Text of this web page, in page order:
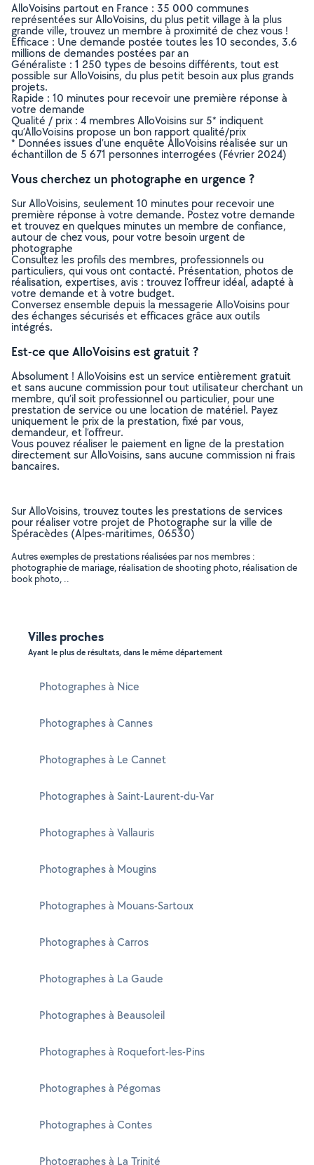
AlloVoisins partout en France : 35 000 communes
représentées sur AlloVoisins, du plus petit village à la plus
grande ville, trouvez un membre à proximité de chez vous !
Efficace : Une demande postée toutes les 10 secondes, 3.6
millions de demandes postées par an
Généraliste : 1 250 types de besoins différents, tout est
possible sur AlloVoisins, du plus petit besoin aux plus grands
projets.
Rapide : 10 minutes pour recevoir une première réponse à
votre demande
Qualité / prix : 4 membres AlloVoisins sur 5* indiquent
qu’AlloVoisins propose un bon rapport qualité/prix
* Données issues d’une enquête AlloVoisins réalisée sur un
échantillon de 5 671 personnes interrogées (Février 2024)
Vous cherchez un photographe en urgence ?
Sur AlloVoisins, seulement 10 minutes pour recevoir une
première réponse à votre demande. Postez votre demande
et trouvez en quelques minutes un membre de confiance,
autour de chez vous, pour votre besoin urgent de
photographe
Consultez les profils des membres, professionnels ou
particuliers, qui vous ont contacté. Présentation, photos de
réalisation, expertises, avis : trouvez l'offreur idéal, adapté à
votre demande et à votre budget.
Conversez ensemble depuis la messagerie AlloVoisins pour
des échanges sécurisés et efficaces grâce aux outils
intégrés.
Est-ce que AlloVoisins est gratuit ?
Absolument ! AlloVoisins est un service entièrement gratuit
et sans aucune commission pour tout utilisateur cherchant un
membre, qu’il soit professionnel ou particulier, pour une
prestation de service ou une location de matériel. Payez
uniquement le prix de la prestation, fixé par vous,
demandeur, et l’offreur.
Vous pouvez réaliser le paiement en ligne de la prestation
directement sur AlloVoisins, sans aucune commission ni frais
bancaires.
Sur AlloVoisins, trouvez toutes les prestations de services
pour réaliser votre projet de Photographe sur la ville de
Spéracèdes (Alpes-maritimes, 06530)
Autres exemples de prestations réalisées par nos membres :
photographie de mariage, réalisation de shooting photo, réalisation de
book photo, ..
Villes proches
Ayant le plus de résultats, dans le même département
Photographes à Nice
Photographes à Cannes
Photographes à Le Cannet
Photographes à Saint-Laurent-du-Var
Photographes à Vallauris
Photographes à Mougins
Photographes à Mouans-Sartoux
Photographes à Carros
Photographes à La Gaude
Photographes à Beausoleil
Photographes à Roquefort-les-Pins
Photographes à Pégomas
Photographes à Contes
Photographes à La Trinité